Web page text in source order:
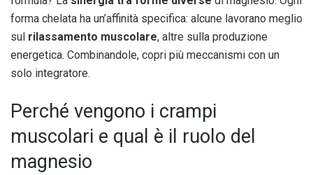
forma chelata ha un’affinità specifica: alcune lavorano meglio
sul rilassamento muscolare, altre sulla produzione
energetica. Combinandole, copri più meccanismi con un
solo integratore.
Perché vengono i crampi
muscolari e qual è il ruolo del
magnesio